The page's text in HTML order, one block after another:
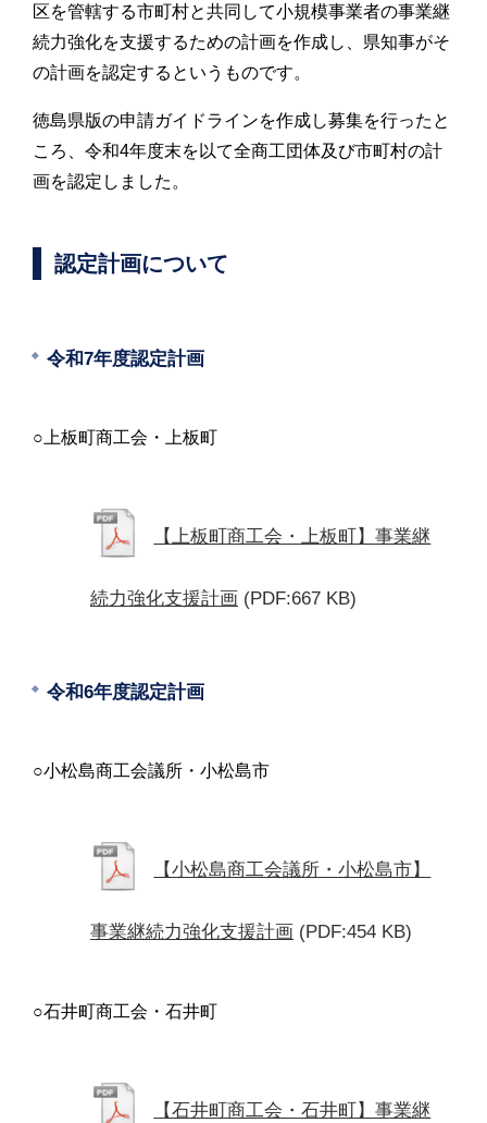
区を管轄する市町村と共同して小規模事業者の事業継
続力強化を支援するための計画を作成し、県知事がそ
の計画を認定するというものです。
徳島県版の申請ガイドラインを作成し募集を行ったと
ころ、 令和4年度末を以て全商工団体及び市町村の計
画を認定しました。
認定計画について
令和7年度認定計画
○上板町商工会・上板町
【上板町商工会・上板町】事業継
続力強化支援計画 (PDF:667 KB)
令和6年度認定計画
○小松島商工会議所・小松島市
【小松島商工会議所・小松島市】
事業継続力強化支援計画 (PDF:454 KB)
○石井町商工会・石井町
【石井町商工会・石井町】事業継